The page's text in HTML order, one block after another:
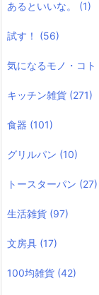
あるといいな。 (1)
試す！ (56)
気になるモノ・コト
キッチン雑貨 (271)
食器 (101)
グリルパン (10)
トースターパン (27)
生活雑貨 (97)
文房具 (17)
100均雑貨 (42)